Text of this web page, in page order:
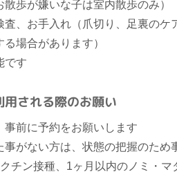
散歩が嫌いな子は室内散歩のみ）
査、お手入れ（爪切り、足裏の
場合があります）
です
される際のお願い
事前に予約をお願いします
事がない方は、状態の把握のた
チン接種、1ヶ月以内のノミ・